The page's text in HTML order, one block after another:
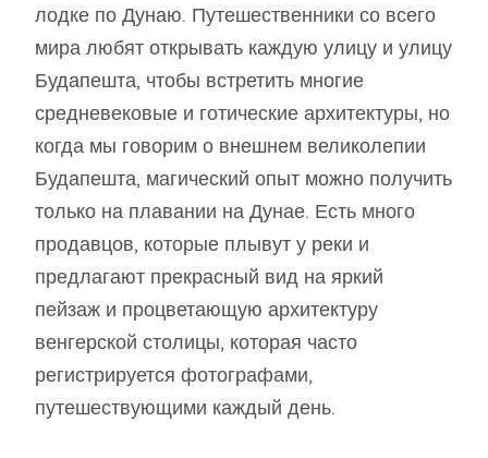
лодке по Дунаю. Путешественники со всего
мира любят открывать каждую улицу и улицу
Будапешта, чтобы встретить многие
средневековые и готические архитектуры, но
когда мы говорим о внешнем великолепии
Будапешта, магический опыт можно получить
только на плавании на Дунае. Есть много
продавцов, которые плывут у реки и
предлагают прекрасный вид на яркий
пейзаж и процветающую архитектуру
венгерской столицы, которая часто
регистрируется фотографами,
путешествующими каждый день.